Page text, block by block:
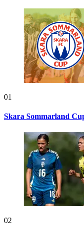
01
Skara Sommarland
02